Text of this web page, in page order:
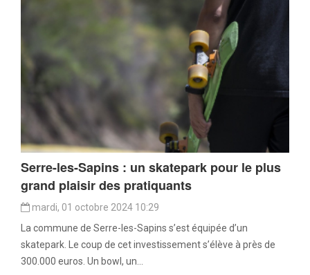
Serre-les-Sapins : un skatepark pour le plus
grand plaisir des pratiquants
mardi, 01 octobre 2024 10:29
La commune de Serre-les-Sapins s’est équipée d’un
skatepark. Le coup de cet investissement s’élève à près de
300.000 euros. Un bowl, un...